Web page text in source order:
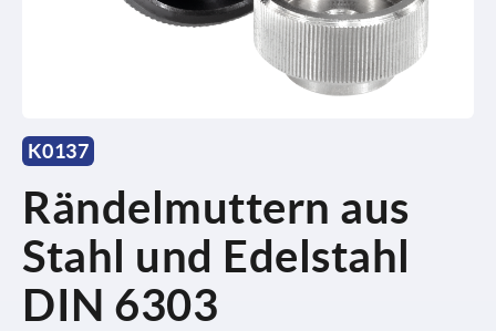
K0137
Rändelmuttern aus
Stahl und Edelstahl
DIN 6303